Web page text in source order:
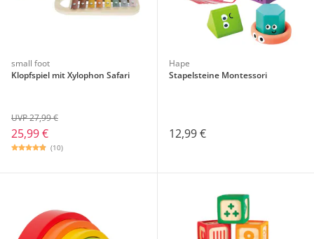
small foot
Klopfspiel mit Xylophon Safari
25,99 €
UVP 27,99 €
(10)
Hape
Stapelsteine Montessori
12,99 €